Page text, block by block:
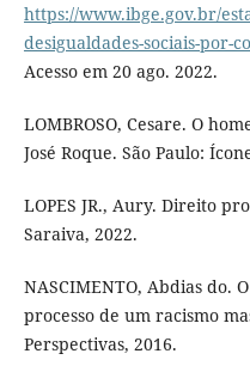
https://www.ibge.gov.br/
desigualdades-sociais-por-
Acesso em 20 ago. 2022.
LOMBROSO, Cesare. O
José Roque. São Paulo:
LOPES JR., Aury. Direito
Saraiva, 2022.
NASCIMENTO, Abdias do.
processo de um racismo
Perspectivas, 2016.